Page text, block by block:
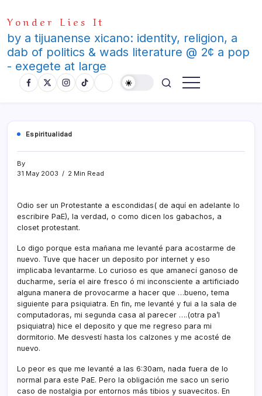
to
content
Yonder Lies It
by a tijuanense xicano: identity, religion, a
dab of politics & wads literature @ 2¢ a pop
- exegete at large
Espiritualidad
By
31 May 2003
2 Min Read
Odio ser un Protestante a escondidas( de aquí­ en adelante lo
escribire PaE), la verdad, o como dicen los gabachos, a
closet protestant.
Lo digo porque esta mañana me levanté para acostarme de
nuevo. Tuve que hacer un deposito por internet y eso
implicaba levantarme. Lo curioso es que amanecí­ ganoso de
ducharme, serí­a el aire fresco ó mi inconsciente a artificiado
alguna manera de provocarme a hacer que …bueno, tema
siguiente para psiquiatra. En fin, me levanté y fui a la sala de
computadoras, mi segunda casa al parecer ….(otra pa’l
psiquiatra) hice el deposito y que me regreso para mi
dormitorio. Me desvestí­ hasta los calzones y me acosté de
nuevo.
Lo peor es que me levanté a las 6:30am, nada fuera de lo
normal para este PaE. Pero la obligación me saco un serio
caso de nostalgia por entornos más tibios y suavecitos. En